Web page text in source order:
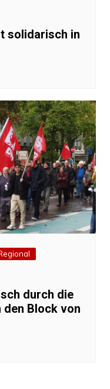
solidarisch in
durch die
den Block von